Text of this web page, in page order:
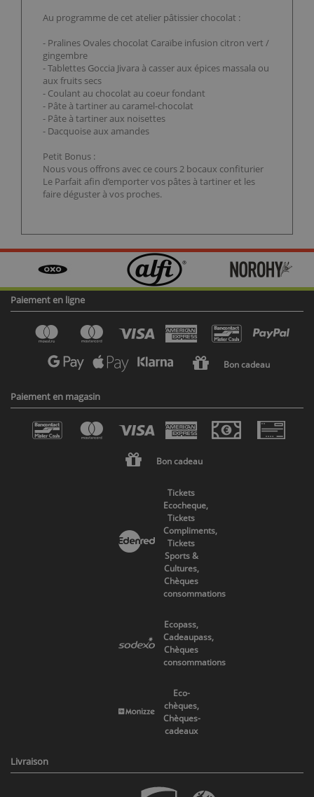
Au programme de cet atelier pâtissier chocolat :
- Pralines Ovales chocolat Caraïbe infusion citron vert /
gingembre
- Tablettes Goccia Jivara à casser aux épices massala ou
aux fruits secs
- Coulant au chocolat au coeur fondant
- Pâte à tartiner au caramel-chocolat
- Pâte à tartiner aux noisettes
- Dacquoise aux amandes
Petit Bonus :
Nous vous offrons avec ce cours 2 bocaux confiturier
Le Parfait afin d’emporter vos pâtes à tartiner et les
faire déguster à vos proches.
Paiement en ligne
Bon cadeau
Paiement en magasin
Bon cadeau
Tickets
Ecocheque,
Tickets
Compliments,
Tickets
Sports &
Cultures,
Chèques
consommations
Ecopass,
Cadeaupass,
Chèques
consommations
Eco-
chèques,
Chèques-
cadeaux
Livraison